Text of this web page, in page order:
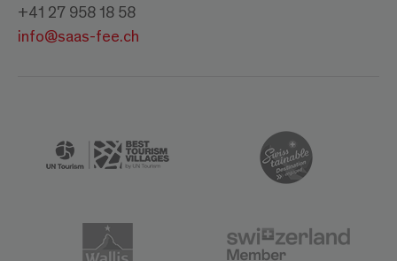
+41 27 958 18 58
info@saas-fee.ch